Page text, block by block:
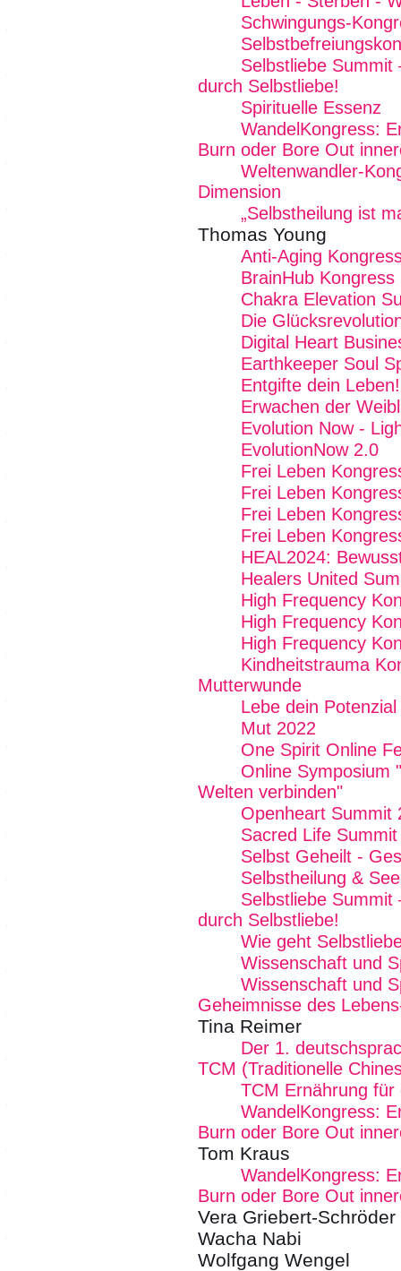
Schwingungs-
Selbstliebe
durch Selbstliebe!
Spirituelle Essenz
WandelKongress:
Burn oder Bore Out
Weltenwandler-
Dimension
„Selbstheilung ist
Thomas Young
Anti-Aging
BrainHub
Chakra Elevation
Die
Digital Heart
Earthkeeper Soul
Entgifte dein Leben!
Erwachen der
Evolution Now -
EvolutionNow 2.0
Frei Leben
Frei Leben
Frei Leben
Frei Leben
HEAL2024:
Healers United
High Frequency
High Frequency
High Frequency
Kindheitstrauma
Mutterwunde
Lebe dein
Mut 2022
One Spirit Online
Online Symposium
Welten verbinden"
Openheart Summit
Sacred Life Summit
Selbst Geheilt -
Selbstheilung &
Selbstliebe
durch Selbstliebe!
Wie geht
Wissenschaft und
Wissenschaft und
Geheimnisse des
Tina Reimer
Der 1.
TCM (Traditionelle
TCM Ernährung für
WandelKongress:
Burn oder Bore Out
Tom Kraus
WandelKongress:
Burn oder Bore Out
Vera Griebert-Schröder
Wacha Nabi
Wolfgang Wengel